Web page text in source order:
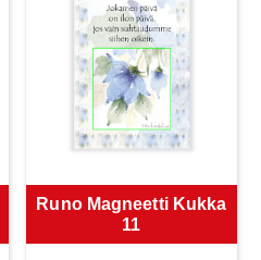
Runo Magneetti Kukka
11